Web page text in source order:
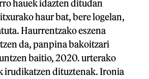
hauek idazten ditudan
haur bat, bere logelan,
Haurrentzako eszena
da, panpina bakoitzari
baitio, 2020. urterako
irudikatzen dituztenak. Ironia